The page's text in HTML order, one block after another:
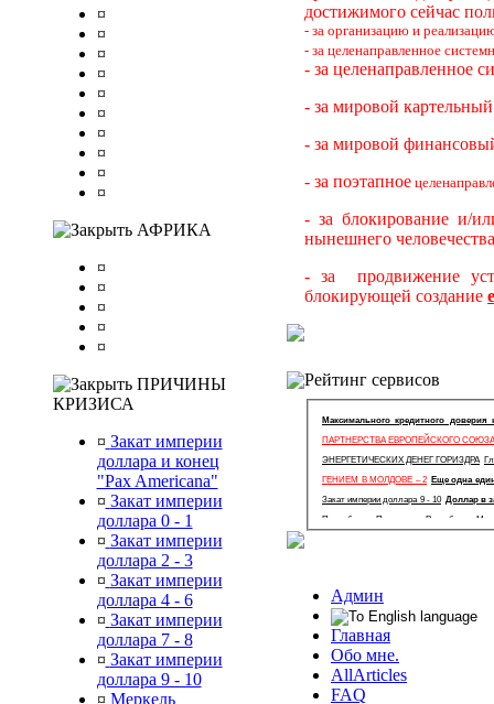
¤
¤
¤
¤
¤
¤
¤
¤
¤
¤
АФРИКА
¤
¤
¤
¤
¤
ПРИЧИНЫ
КРИЗИСА
¤ Закат империи
доллара и конец
"Pax Americana"
¤ Закат империи
доллара 0 - 1
¤ Закат империи
доллара 2 - 3
¤ Закат империи
доллара 4 - 6
¤ Закат империи
доллара 7 - 8
¤ Закат империи
доллара 9 - 10
¤ Меркель
достижимого сейчас
- за организацию и
- за целенаправленное
- за целенаправленное
- за мировой
- за мировой
- за поэтапное
- за блокирование и/
нынешнего
- за продвижение
блокирующей создание
Рейтинг сервисов
Максимального кредитного доверия
ПАРТНЕРСТВА ЕВРОПЕЙСКОГО
ЭНЕРГЕТИЧЕСКИХ ДЕНЕГ ГОРИЗДРА
ГЕНИЕМ В МОЛДОВЕ – 2 Еще одна
Закат империи доллара 9 - 10 Доллар в
По выборам Президента Республики
Истинные причины возникновения
Закат американского могущества.
валюту Михаил Хазин - 2
Админ
Главная
Обо мне.
AllArticles
FAQ